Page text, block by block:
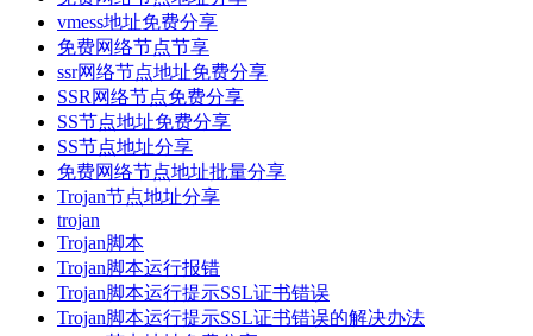
vmess地址免费分享
免费网络节点节享
ssr网络节点地址免费分享
SSR网络节点免费分享
SS节点地址免费分享
SS节点地址分享
免费网络节点地址批量分享
Trojan节点地址分享
trojan
Trojan脚本
Trojan脚本运行报错
Trojan脚本运行提示SSL证书错误
Trojan脚本运行提示SSL证书错误的解决办法